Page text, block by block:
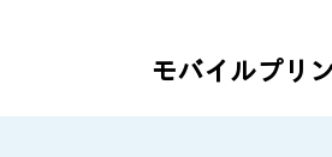
モバイルプリ